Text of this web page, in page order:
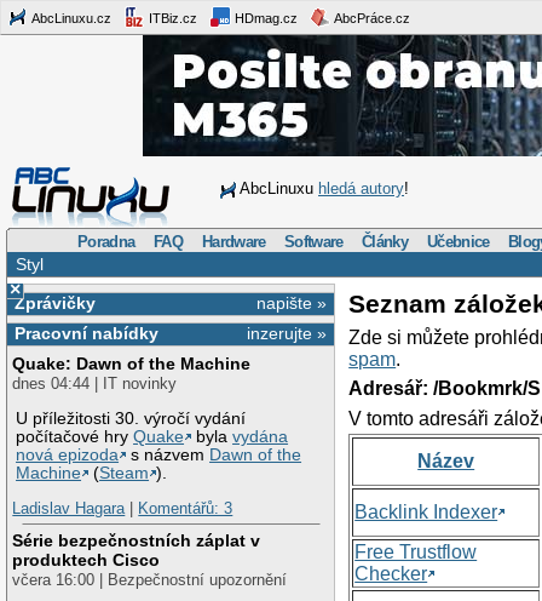
AbcLinuxu.cz ITBiz.cz HDmag.cz AbcPráce.cz
AbcLinuxu hledá autory!
Poradna FAQ Hardware Software Články Učebnice
Styl
×
napište »
Zprávičky
inzerujte »
Pracovní nabídky
Quake: Dawn of the Machine
dnes 04:44 | IT novinky
U příležitosti 30. výročí vydání
počítačové hryQuake bylavydána
nová epizoda
s názvem Dawn of the
Machine
(Steam ).
Ladislav Hagara| Komentářů: 3
Série bezpečnostních záplat v
produktech Cisco
včera 16:00 | Bezpečnostní upozornění
Seznam
Zde si můžete
spam.
Adresář: /Bookmrk/
V tomto adresáři
Název
Backlink Indexer
Free Trustflow
Checker